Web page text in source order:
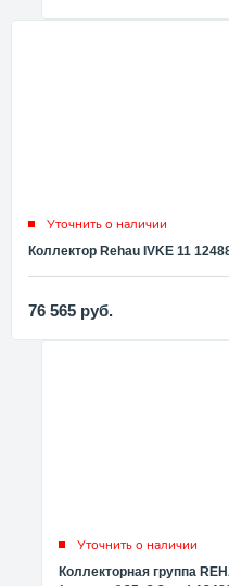
Уточнить о наличии
Коллектор Rehau IVKE 11
76 565 руб.
Уточнить о наличии
Коллекторная группа